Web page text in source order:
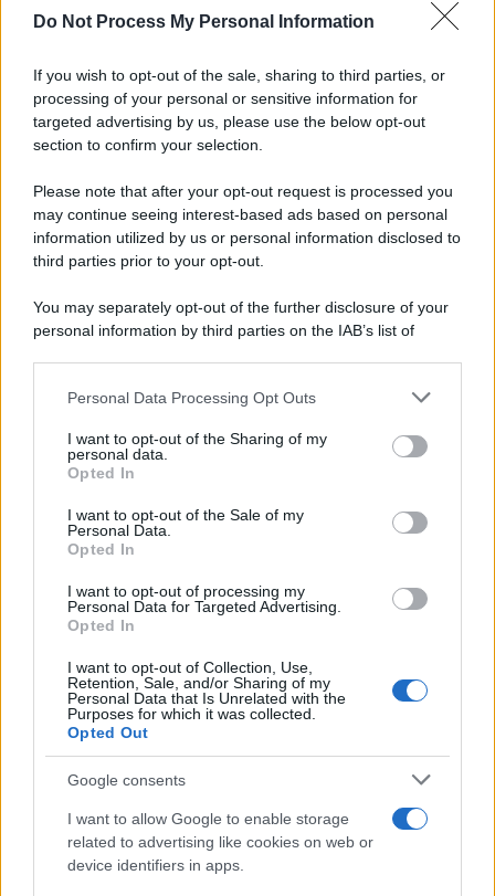
Do Not Process My Personal Information
If you wish to opt-out of the sale, sharing to third parties, or
processing of your personal or sensitive information for
targeted advertising by us, please use the below opt-out
section to confirm your selection.
Please note that after your opt-out request is processed you
may continue seeing interest-based ads based on personal
information utilized by us or personal information disclosed to
third parties prior to your opt-out.
You may separately opt-out of the further disclosure of your
personal information by third parties on the IAB’s list of
This information may also be disclosed by us to third parties
disclose it to other third parties.
Please note that this website/app uses one or more Google
services and may gather and store information including but
not limited to your visit or usage behaviour. You may click to
grant or deny consent to Google and its third-party tags to
consent section.
Personal Data Processing Opt Outs
I want to opt-out of the Sharing of my
personal data.
Opted In
I want to opt-out of the Sale of my
Personal Data.
Opted In
I want to opt-out of processing my
Personal Data for Targeted Advertising.
Opted In
I want to opt-out of Collection, Use,
Retention, Sale, and/or Sharing of my
Personal Data that Is Unrelated with the
Purposes for which it was collected.
Opted Out
Google consents
I want to allow Google to enable storage
related to advertising like cookies on web or
device identifiers in apps.
Salernitana, sempre più vicini D’Ursi e Ciotti: le
Golemic: "Salernitana, ti lascio un pezzo di cuore.
Adesso voglio solo giocare"